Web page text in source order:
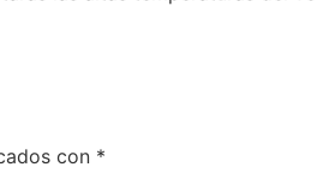
con *